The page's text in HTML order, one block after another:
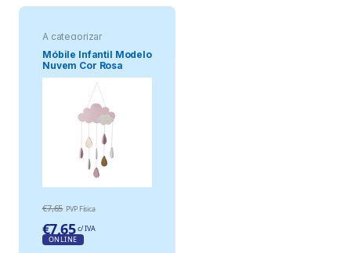
A categorizar
Móbile Infantil Modelo
Nuvem Cor Rosa
€7,65 PVP Física
€7,65 c/ IVA
ONLINE